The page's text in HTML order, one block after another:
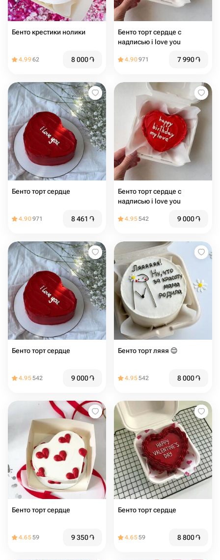
Бенто крестики нолики
4.9962 8 000֏
Бенто торт сердце с
надписью i love you
4.90971 7 990֏
Бенто торт сердце
4.90971 8 461 ֏
Бенто торт сердце с
надписью i love you
4.95542 9 000֏
Бенто торт сердце
4.95542 9 000֏
Бенто торт ляяя 😌
4.95542 8 000֏
Бенто торт сердце
4.6559 9 350֏
Бенто торт сердце
4.6559 8 800֏